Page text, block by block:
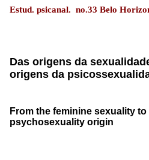
Estud. psicanal. no.33 Belo
Das origens da
origens da
From the feminine sexuality
psychosexuality origin